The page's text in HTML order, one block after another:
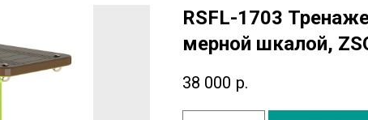
RSFL-1703
мерной шкалой,
38 000 р.